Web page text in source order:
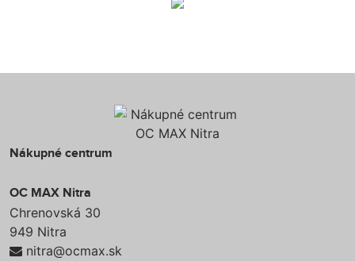
Nákupné centrum
OC MAX Nitra
Chrenovská 30
949 Nitra
nitra@ocmax.sk